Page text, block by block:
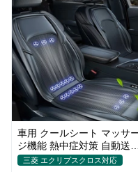
車用 クールシート マッサー
ジ機能 熱中症対策 自動送風/
停止機能 24個強力ファン 取
三菱 エクリプスクロス対応